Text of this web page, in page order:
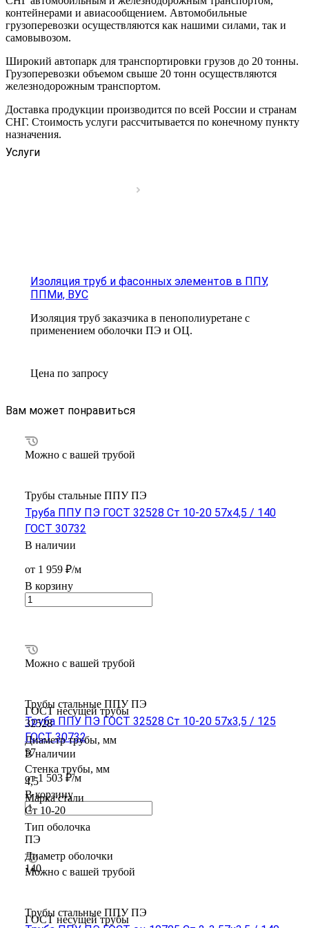
контейнерами и авиасообщением. Автомобильные
грузоперевозки осуществляются как нашими силами, так и
самовывозом.
Широкий автопарк для транспортировки грузов до 20 тонны.
Грузоперевозки объемом свыше 20 тонн осуществляются
железнодорожным транспортом.
Доставка продукции производится по всей России и странам
СНГ. Стоимость услуги рассчитывается по конечному пункту
назначения.
Услуги
Изоляция труб и фасонных элементов в ППУ,
ППМи, ВУС
Изоляция труб заказчика в пенополиуретане с
применением оболочки ПЭ и ОЦ.
Цена по запросу
Вам может понравиться
ГОСТ несущей трубы
32528
Диаметр трубы, мм
57
Стенка трубы, мм
4,5
Марка стали
Ст 10-20
Тип оболочка
ПЭ
Диаметр оболочки
140
Можно с вашей трубой
Трубы стальные ППУ ПЭ
Труба ППУ ПЭ ГОСТ 32528 Ст 10-20 57x4,5 / 140
ГОСТ 30732
В наличии
от 1 959 ₽/м
В корзину
ГОСТ несущей трубы
Можно с вашей трубой
Трубы стальные ППУ ПЭ
Труба ППУ ПЭ ГОСТ 32528 Ст 10-20 57x3,5 / 125
ГОСТ 30732
В наличии
от 1 503 ₽/м
В корзину
Можно с вашей трубой
Трубы стальные ППУ ПЭ